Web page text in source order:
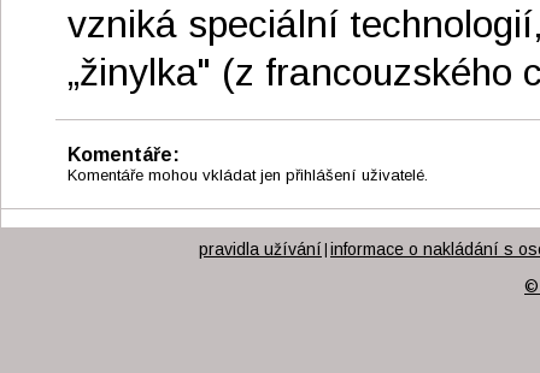
vzniká speciální
„žinylka" (z francouzského
Komentáře:
Komentáře mohou vkládat jen přihlášení uživatelé.
pravidla užívání informace o nakládání s
©